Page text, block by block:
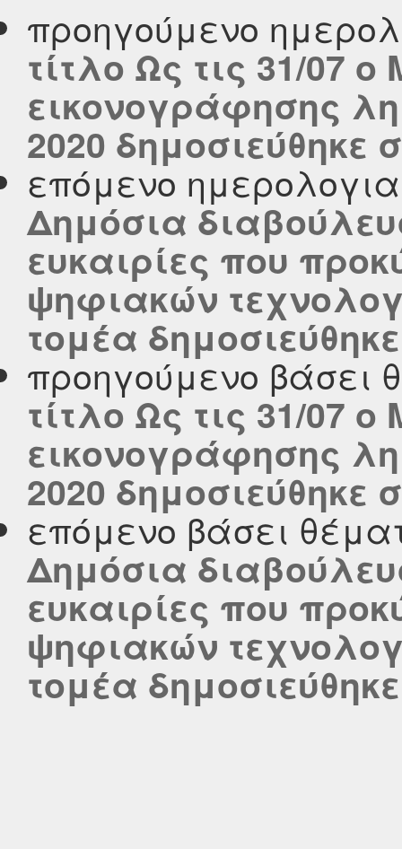
προηγούμενο
τίτλο Ως τις 31/07
εικονογράφησης
2020 δημοσιεύθηκε
επόμενο
Δημόσια
ευκαιρίες που
ψηφιακών
τομέα
προηγούμενο βάσει
τίτλο Ως τις 31/07
εικονογράφησης
2020 δημοσιεύθηκε
επόμενο βάσει
Δημόσια
ευκαιρίες που
ψηφιακών
τομέα